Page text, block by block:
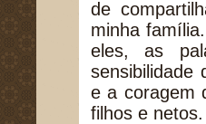
de
minha
eles, as
sensibilidade
e a coragem
filhos e